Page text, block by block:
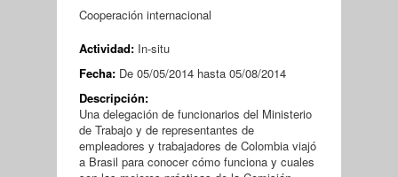
Cooperación internacional
Actividad: In-situ
Fecha: De 05/05/2014hasta 05/08/2014
Descripción:
Una delegación de funcionarios del Ministerio
de Trabajo y de representantes de
empleadores y trabajadores de Colombia viajó
a Brasil para conocer cómo funciona y cuales